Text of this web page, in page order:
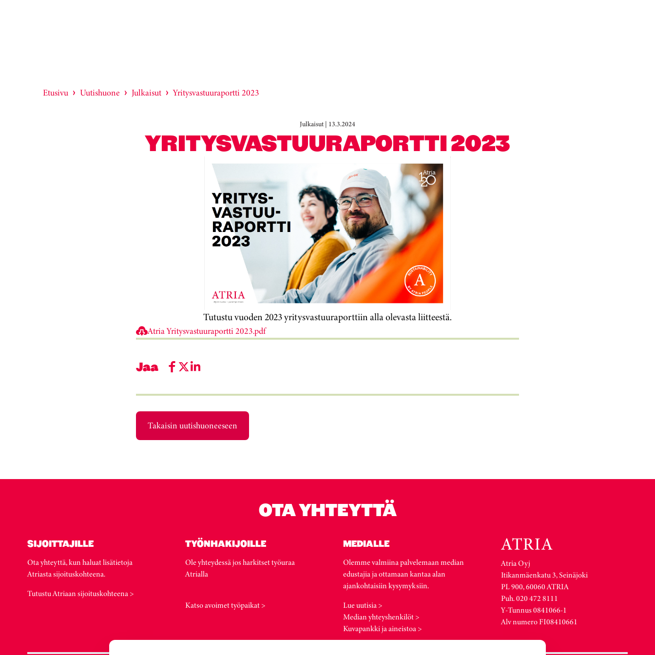
Etusivu Uutishuone Julkaisut Yritysvastuuraportti 2023
Julkaisut | 13.3.2024
YRITYSVASTUURAPORTTI 2023
Tutustu vuoden 2023 yritysvastuuraporttiin alla olevasta liitteestä.
Atria Yritysvastuuraportti 2023.pdf
Jaa
Takaisin uutishuoneeseen
OTA YHTEYTTÄ
SIJOITTAJILLE
Ota yhteyttä, kun haluat lisätietoja
Atriasta sijoituskohteena.
Tutustu Atriaan sijoituskohteena >
TYÖNHAKIJOILLE
Ole yhteydessä jos harkitset työuraa
Atrialla
Katso avoimet työpaikat >
MEDIALLE
Olemme valmiina palvelemaan median
edustajia ja ottamaan kantaa alan
ajankohtaisiin kysymyksiin.
Lue uutisia >
Median yhteyshenkilöt >
Kuvapankki ja aineistoa >
Atria Oyj
Itikanmäenkatu 3, Seinäjoki
PL 900, 60060 ATRIA
Puh. 020 472 8111
Y-Tunnus 0841066-1
Alv numero FI08410661